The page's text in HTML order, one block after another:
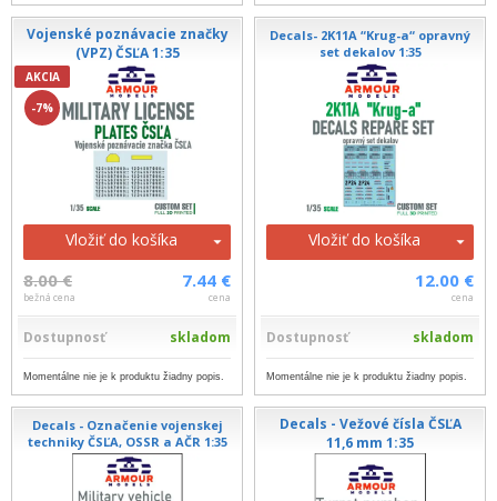
Vojenské poznávacie značky
(VPZ) ČSĽA 1:35
AKCIA
-7%
Vložiť do košíka
8.00 €
bežná cena
7.44 €
cena
Dostupnosť skladom
Momentálne nie je k produktu žiadny popis.
Decals- 2K11A “Krug-a“ opravný
set dekalov 1:35
Vložiť do košíka
12.00 €
cena
Dostupnosť skladom
Momentálne nie je k produktu žiadny popis.
Decals - Označenie vojenskej
techniky ČSĽA, OSSR a AČR 1:35
Decals - Vežové čísla ČSĽA
11,6 mm 1:35